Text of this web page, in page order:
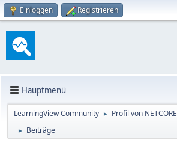
Einloggen Registrieren
Hauptmenü
LearningView Community ► Profil von NETCORE
► Beiträge